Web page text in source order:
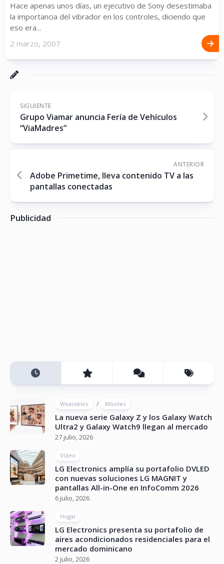
Hace apenas unos días, un ejecutivo de Sony desestimaba
la importancia del vibrador en los controles, diciendo que
eso era...
2 marzo, 2007
SIGUIENTE
Grupo Viamar anuncia Fería de Vehículos
“ViaMadres”
ANTERIOR
Adobe Primetime, lleva contenido TV a las
pantallas conectadas
Publicidad
Wearables / Móviles
La nueva serie Galaxy Z y los Galaxy Watch
Ultra2 y Galaxy Watch9 llegan al mercado
27 julio, 2026
Vídeo
LG Electronics amplía su portafolio DVLED
con nuevas soluciones LG MAGNIT y
pantallas All-in-One en InfoComm 2026
6 julio, 2026
Hogar
LG Electronics presenta su portafolio de
aires acondicionados residenciales para el
mercado dominicano
2 julio, 2026